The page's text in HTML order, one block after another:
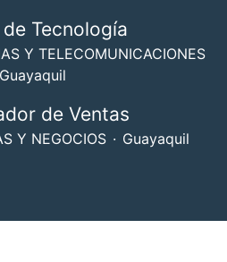
Tecnología
Y TELECOMUNICACIONES
Guayaquil
de Ventas
Y NEGOCIOS · Guayaquil